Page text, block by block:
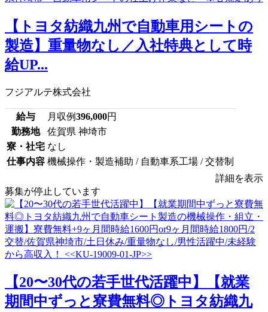
【トヨタ紡織九州で自動車用シートの
製造】重量物なし／入社特典として時
給UP...
フジアルテ株式会社
給与 月収例396,000円
勤務地
佐賀県 神埼市
寮・社宅 なし
仕事内容 機械操作・製造補助 / 自動車系工場 / 交替制
詳細を表示
募集が停止しています
【20〜30代の若手世代活躍中】【就業
期間中ずっと寮費無料◎トヨタ紡織九